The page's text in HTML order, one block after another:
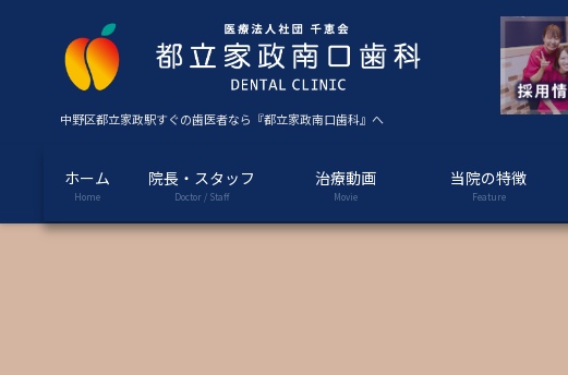
移
中野区都立家政駅すぐの歯医者なら『都立家政南口歯科』へ
ホーム
Home
院長・スタッフ
Doctor / Staff
治療動画
Movie
当院の特徴
Feature